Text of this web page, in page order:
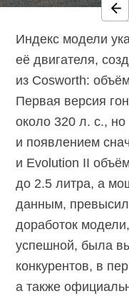
Индекс модели
её двигателя,
из Cosworth:
Первая версия
около 320 л. с.,
и появлением
и Evolution II
до 2.5 литра, а
данным,
доработок
успешной, была
конкурентов, в
а также